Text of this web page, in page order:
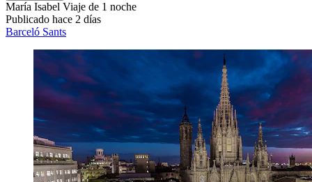
María Isabel Viaje de 1 noche
Publicado hace 2 días
Barceló Sants